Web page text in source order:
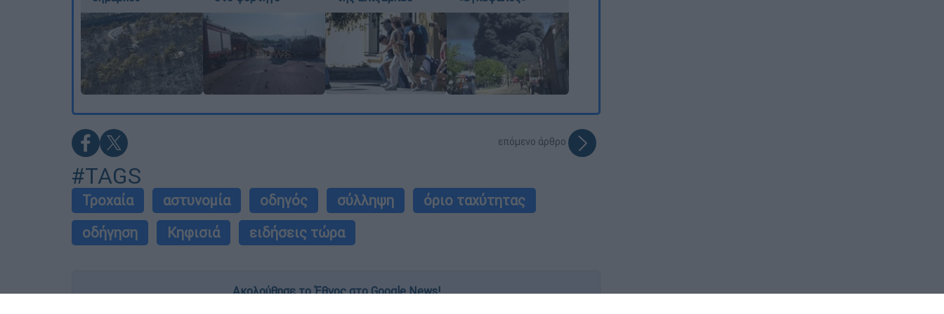
επόμενο άρθρο
#TAGS
Τροχαία αστυνομία οδηγός σύλληψη
όριο ταχύτητας
οδήγηση
Κηφισιά ειδήσεις τώρα
Ακολούθησε το Έθνος στο Google News!